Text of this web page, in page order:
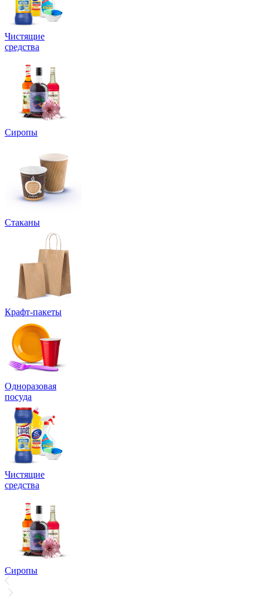
Чистящие
средства
Сиропы
Стаканы
Крафт-пакеты
Одноразовая
посуда
Чистящие
средства
Сиропы